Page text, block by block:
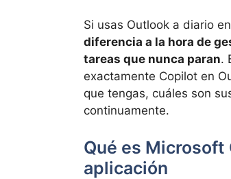
Si usas Outlook a diario
diferencia a la hora de
tareas que nunca paran.
exactamente Copilot en
que tengas, cuáles son
continuamente.
Qué es
aplicación